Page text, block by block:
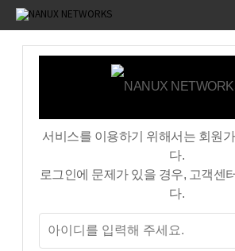
서비스를 이용하기 위해서는 회원
다.
로그인에 문제가 있을 경우, 고객센
다.